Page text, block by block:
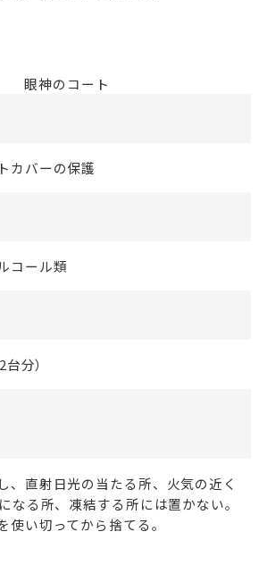
眼神のコート
カバーの保護
コール類
分）
、直射日光の当たる所、火気の近く
る所、凍結する所には置かない。
使い切ってから捨てる。